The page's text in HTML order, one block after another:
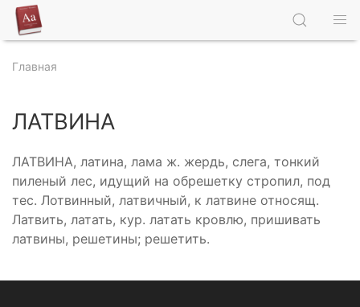
Главная
ЛАТВИНА
ЛАТВИНА, латина, лама ж. жердь, слега, тонкий
пиленый лес, идущий на обрешетку стропил, под
тес. Лотвинный, латвичный, к латвине относящ.
Латвить, латать, кур. латать кровлю, пришивать
латвины, решетины; решетить.